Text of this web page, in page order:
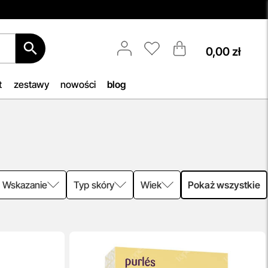
Porady Kosmetologów
Skorzystaj zindywidualnej
konsultacjikosmetologicznej, która
przeczytaj więcej
0,00 zł
zestawy nowości blog
Wskazanie Typ skóry Wiek Pokaż wszystkie